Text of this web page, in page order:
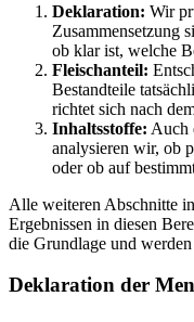
Deklaration: Wir
Zusammensetzung
ob klar ist, welche
Fleischanteil:
Bestandteile
richtet sich nach
Inhaltsstoffe: Auch
analysieren wir, ob
oder ob auf
Alle weiteren Abschnitte
Ergebnissen in diesen
die Grundlage und
Deklaration der